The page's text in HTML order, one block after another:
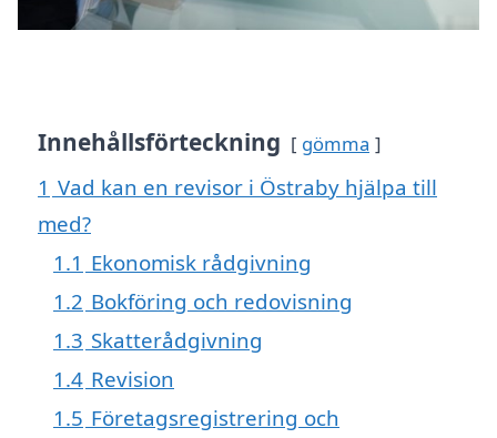
Innehållsförteckning gömma
1 Vad kan en revisor i Östraby hjälpa till
med?
1.1 Ekonomisk rådgivning
1.2 Bokföring och redovisning
1.3 Skatterådgivning
1.4 Revision
1.5 Företagsregistrering och